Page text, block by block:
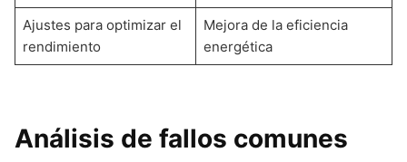
Ajustes para optimizar el
rendimiento
Mejora de la eficiencia
energética
Análisis de fallos comunes